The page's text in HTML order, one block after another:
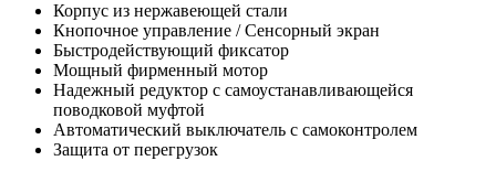
Корпус из нержавеющей стали
Кнопочное управление / Сенсорный экран
Быстродействующий фиксатор
Мощный фирменный мотор
Надежный редуктор с самоустанавливающейся
поводковой муфтой
Автоматический выключатель с самоконтролем
Защита от перегрузок